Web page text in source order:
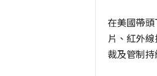
在美國帶
片、紅外
裁及管制